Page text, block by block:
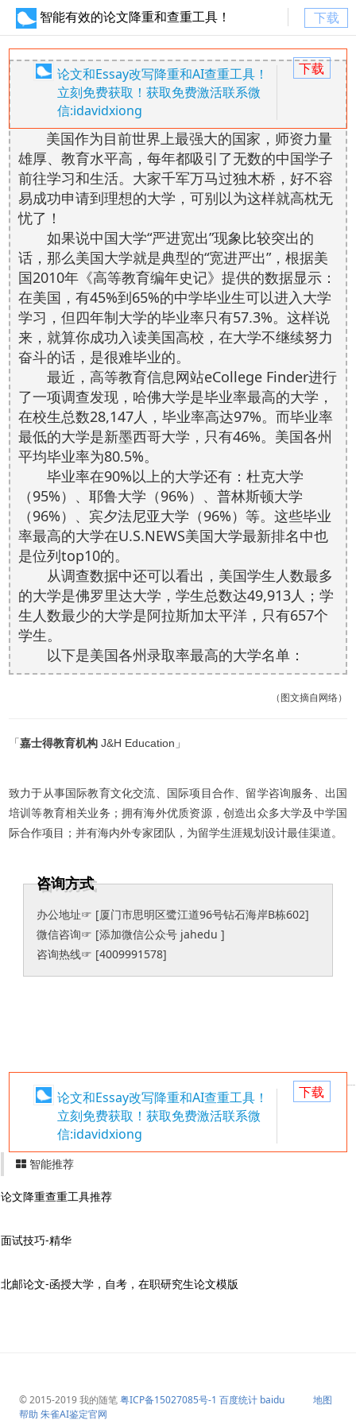
智能有效的论文降重和查重工具！ 下载
论文和Essay改写降重和AI查重工具！
立刻免费获取！获取免费激活联系微
信:idavidxiong
下载
美国作为目前世界上最强大的国家，师资力量
雄厚、教育水平高，每年都吸引了无数的中国学子
前往学习和生活。大家千军万马过独木桥，好不容
易成功申请到理想的大学，可别以为这样就高枕无
忧了！
如果说中国大学“严进宽出”现象比较突出的
话，那么美国大学就是典型的“宽进严出”，根据美
国2010年《高等教育编年史记》提供的数据显示：
在美国，有45%到65%的中学毕业生可以进入大学
学习，但四年制大学的毕业率只有57.3%。这样说
来，就算你成功入读美国高校，在大学不继续努力
奋斗的话，是很难毕业的。
最近，高等教育信息网站eCollege Finder进行
了一项调查发现，哈佛大学是毕业率最高的大学，
在校生总数28,147人，毕业率高达97%。而毕业率
最低的大学是新墨西哥大学，只有46%。美国各州
平均毕业率为80.5%。
毕业率在90%以上的大学还有：杜克大学
（95%）、耶鲁大学（96%）、普林斯顿大学
（96%）、宾夕法尼亚大学（96%）等。这些毕业
率最高的大学在U.S.NEWS美国大学最新排名中也
是位列top10的。
从调查数据中还可以看出，美国学生人数最多
的大学是佛罗里达大学，学生总数达49,913人；学
生人数最少的大学是阿拉斯加太平洋，只有657个
学生。
以下是美国各州录取率最高的大学名单：
（图文摘自网络）
「嘉士得教育机构 J&H Education」
致力于从事国际教育文化交流、国际项目合作、留学咨询服务、出国
培训等教育相关业务；拥有海外优质资源，创造出众多大学及中学国
际合作项目；并有海内外专家团队，为留学生涯规划设计最佳渠道。
咨询方式
办公地址☞ [厦门市思明区鹭江道96号钻石海岸B栋602]
微信咨询☞ [添加微信公众号 jahedu ]
咨询热线☞ [4009991578]
论文和Essay改写降重和AI查重工具！
立刻免费获取！获取免费激活联系微
信:idavidxiong
下载
智能推荐
论文降重查重工具推荐
面试技巧-精华
北邮论文-函授大学，自考，在职研究生论文模版
地图
© 2015-2019我的随笔粤ICP备15027085号-1 百度统计 baidu
帮助 朱雀AI鉴定官网